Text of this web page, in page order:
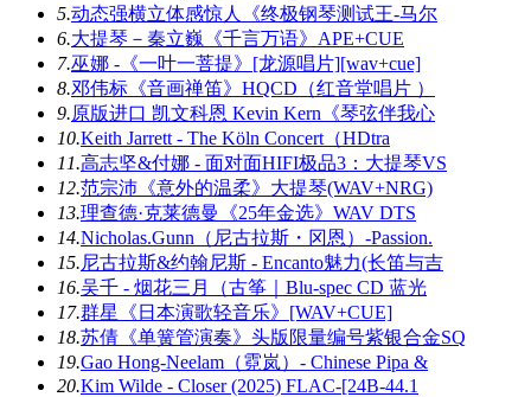
5.动态强横立体感惊人《终极钢琴测试王-马尔
6.大提琴－秦立巍《千言万语》APE+CUE
7.巫娜 -《一叶一菩提》[龙源唱片][wav+cue]
8.邓伟标《音画禅笛》HQCD（红音堂唱片 ）
9.原版进口 凯文科恩 Kevin Kern《琴弦伴我心
10.Keith Jarrett - The Köln Concert（HDtra
11.高志坚&付娜 - 面对面HIFI极品3：大提琴VS
12.范宗沛《意外的温柔》大提琴(WAV+NRG)
13.理查德·克莱德曼《25年金选》WAV DTS
14.Nicholas.Gunn（尼古拉斯・冈恩）-Passion.
15.尼古拉斯&约翰尼斯 - Encanto魅力(长笛与吉
16.吴千 - 烟花三月（古筝｜Blu-spec CD 蓝光
17.群星《日本演歌轻音乐》[WAV+CUE]
18.苏倩《单簧管演奏》头版限量编号紫银合金SQ
19.Gao Hong-Neelam（霓岚）- Chinese Pipa &
20.Kim Wilde - Closer (2025) FLAC-[24B-44.1